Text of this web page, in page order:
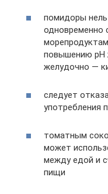
помидоры
одновременно
повышению рH
желудочно —
следует
употребления
томатным
может
между едой и
пищи